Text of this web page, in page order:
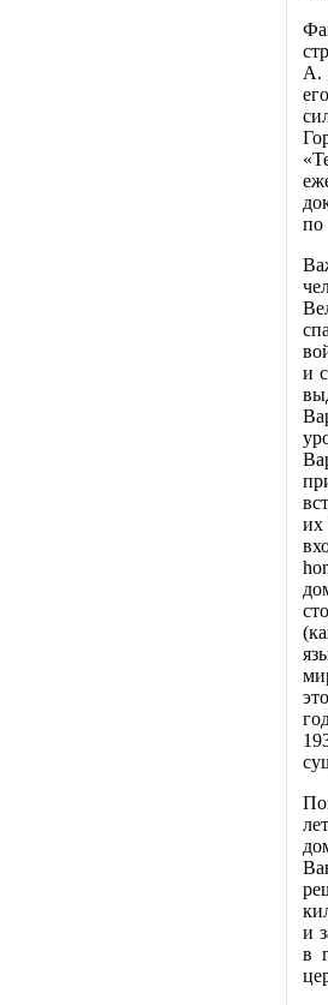
А.
по
и
и
в